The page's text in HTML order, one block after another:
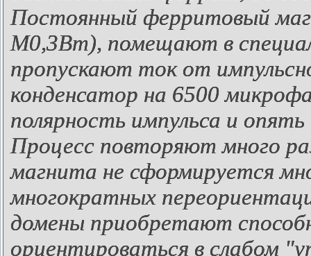
Постоянный ферритовый
М0,3Вт), помещают в
пропускают ток от
конденсатор на 6500
полярность импульса и
Процесс повторяют много
магнита не сформируется
многократных
домены приобретают
ориентироваться в слабом